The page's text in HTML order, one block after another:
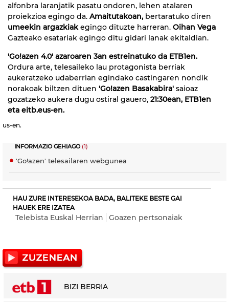
alfonbra laranjatik pasatu ondoren, lehen atalaren
proiekzioa egingo da. Amaitutakoan, bertaratuko diren
umeekin argazkiakegingo dituzte harreran. Oihan Vega
Gazteako esatariak egingo ditu gidari lanak ekitaldian.
'Go!azen 4.0' azaroaren 3an estreinatuko da ETB1en.
Ordura arte, telesaileko lau protagonista berriak
aukeratzeko udaberrian egindako castingaren nondik
norakoak biltzen dituen 'Go!azen Basakabira' saioaz
gozatzeko aukera dugu ostiral gauero, 21:30ean, ETB1en
eta eitb.eus-en.
us-en.
INFORMAZIO GEHIAGO(1)
'Go!azen' telesailaren webgunea
HAU ZURE INTERESEKOA BADA, BALITEKE BESTE GAI
HAUEK ERE IZATEA
Telebista Euskal Herrian Goazen pertsonaiak
BIZI BERRIA